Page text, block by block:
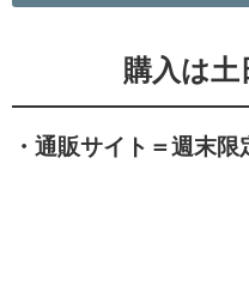
購入は土
・通販サイト＝週末限